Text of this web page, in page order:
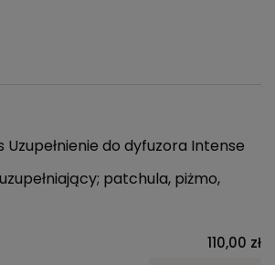
do dyfuzora Intense
patchula, piżmo,
110,00 zł